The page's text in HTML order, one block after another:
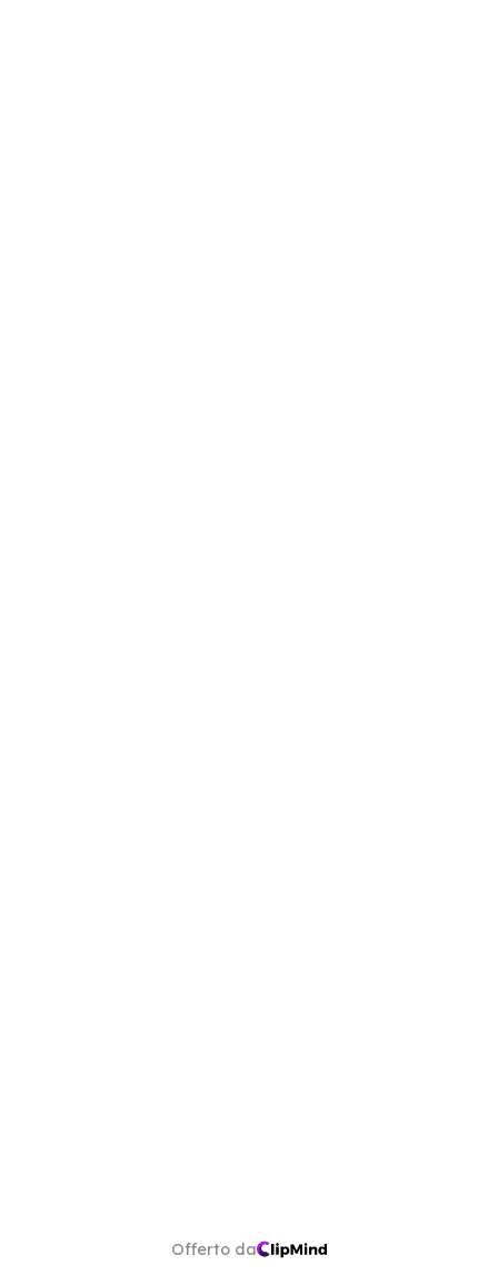
Offerto da